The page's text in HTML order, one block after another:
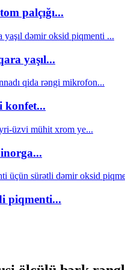
palçığı...
yaşıl...
konfet...
piqmenti...